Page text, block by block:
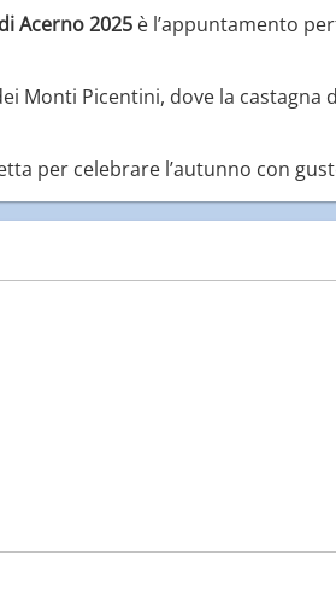
Acerno 2025 è l’appuntamento
Monti Picentini, dove la castagna
per celebrare l’autunno con